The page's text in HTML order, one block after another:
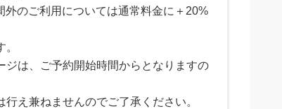
のご利用については通常料金に＋20%
ジは、ご予約開始時間からとなりますの
え兼ねませんのでご了承ください。